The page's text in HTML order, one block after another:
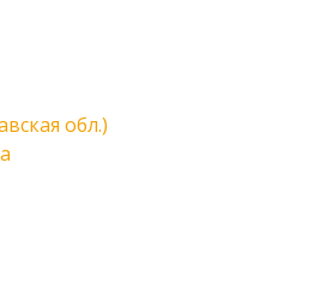
обл.)